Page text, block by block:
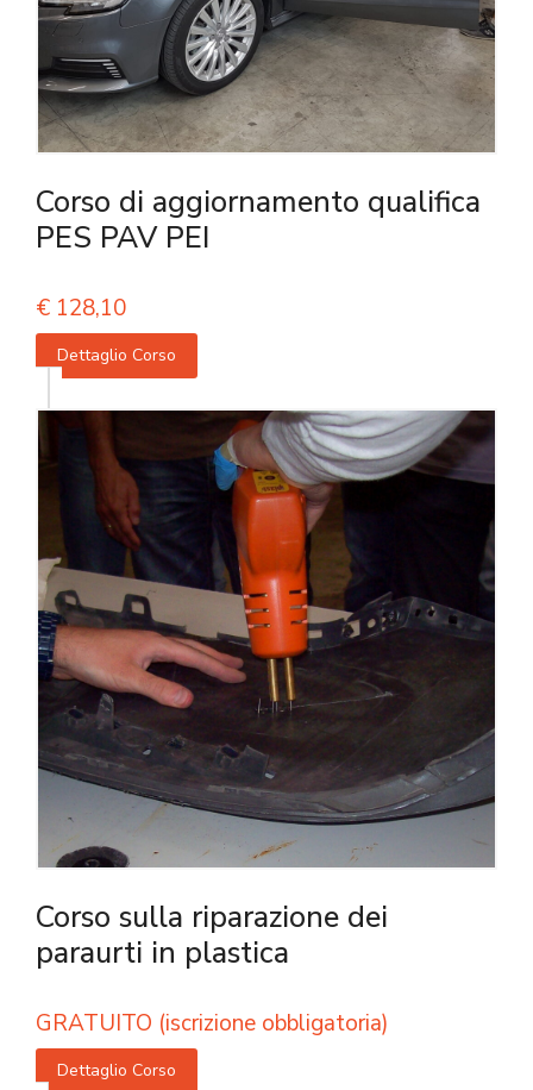
Corso di aggiornamento qualifica
PES PAV PEI
€ 128,10
Dettaglio Corso
Corso sulla riparazione dei
paraurti in plastica
GRATUITO (iscrizione obbligatoria)
Dettaglio Corso